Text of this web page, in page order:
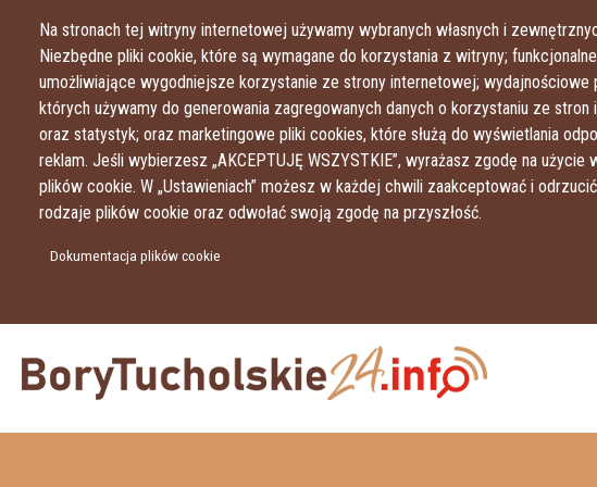
Na stronach tej witryny internetowej używamy wybranych własnych i
Niezbędne pliki cookie, które są wymagane do korzystania z witryny;
umożliwiające wygodniejsze korzystanie ze strony internetowej; wydajnościowe
których używamy do generowania zagregowanych danych o korzystaniu ze stron
oraz statystyk; oraz marketingowe pliki cookies, które służą do wyświetlania
reklam. Jeśli wybierzesz „AKCEPTUJĘ WSZYSTKIE”, wyrażasz zgodę na użycie
plików cookie. W „Ustawieniach” możesz w każdej chwili zaakceptować i
rodzaje plików cookie oraz odwołać swoją zgodę na przyszłość.
Dokumentacja plików cookie